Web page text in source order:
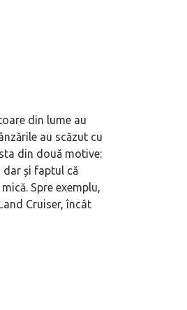
din lume au
au scăzut cu
din două motive:
și faptul că
Spre exemplu,
Cruiser, încât